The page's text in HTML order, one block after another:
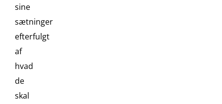
sine
sætninger
efterfulgt
af
hvad
de
skal